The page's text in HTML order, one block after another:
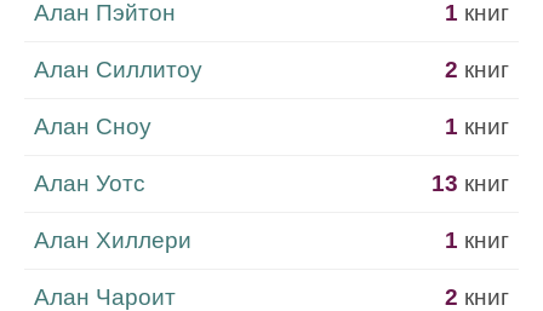
Алан Пэйтон 1 книг
Алан Силлитоу 2 книг
Алан Сноу 1 книг
Алан Уотс 13 книг
Алан Хиллери 1 книг
Алан Чароит 2 книг